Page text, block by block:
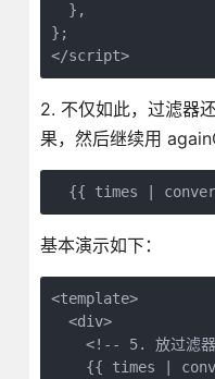
  },
};
</script>
2. 不仅如此，过滤器
果，然后继续用
{{ times |
基本演示如下：
<template>
  <div>
<!-- 5. 放过滤
{{ times |